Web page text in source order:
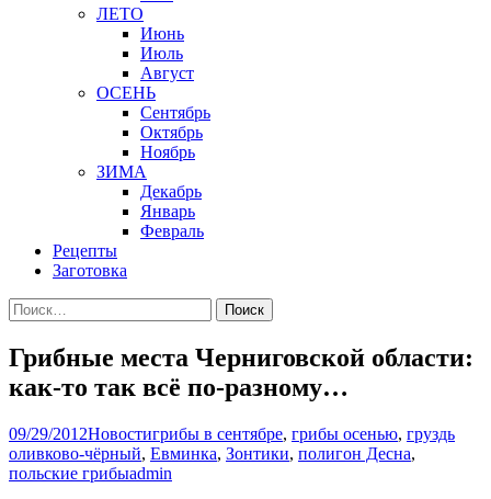
ЛЕТО
Июнь
Июль
Август
ОСЕНЬ
Сентябрь
Октябрь
Ноябрь
ЗИМА
Декабрь
Январь
Февраль
Рецепты
Заготовка
Найти:
Грибные места Черниговской области:
как-то так всё по-разному…
09/29/2012Новостигрибы в сентябре, грибы осенью, груздь
оливково-чёрный, Евминка, Зонтики, полигон Десна,
польские грибыadmin